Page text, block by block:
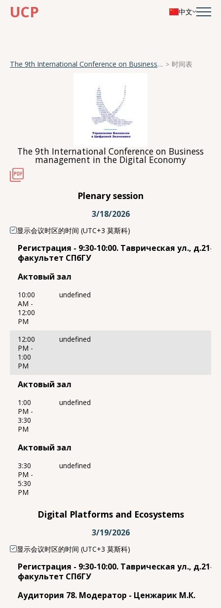
UCP 中文
The 9th International Conference on Business management in the Digital Economy 时间表
The 9th International Conference on Business
management in the Digital Economy
Plenary session
3/18/2026
显示会议时区的时间 (UTC+3 莫斯科)
Регистрация - 9:30-10:00. Таврическая ул., д.21-
факультет СПбГУ
Актовый зал
10:00
AM -
12:00
PM
undefined
12:00
PM -
1:00
PM
undefined
Актовый зал
1:00
PM -
3:30
PM
undefined
Актовый зал
3:30
PM -
5:30
PM
undefined
Digital Platforms and Ecosystems
3/19/2026
显示会议时区的时间 (UTC+3 莫斯科)
Регистрация - 9:30-10:00. Таврическая ул., д.21-
факультет СПбГУ
Аудитория 78. Модератор - Ценжарик М.К.